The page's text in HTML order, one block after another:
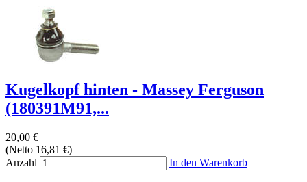
Kugelkopf hinten - Massey Ferguson
(180391M91,...
20,00 €
(Netto 16,81 €)
Anzahl
In den Warenkorb